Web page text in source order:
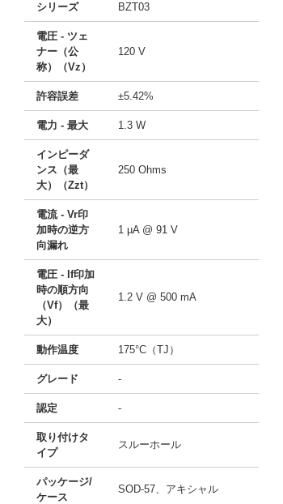
シリーズ BZT03
電圧 - ツェ
ナー（公
称）（Vz）
120 V
許容誤差 ±5.42%
電力 - 最大 1.3 W
インピーダ
ンス（最
大）（Zzt）
250 Ohms
電流 - Vr印
加時の逆方
向漏れ
1 µA @ 91 V
電圧 - If印加
時の順方向
（Vf）（最
大）
1.2 V @ 500 mA
動作温度 175°C（TJ）
グレード -
認定 -
取り付けタ
イプ
スルーホール
パッケージ/
ケース
SOD-57、アキシャル